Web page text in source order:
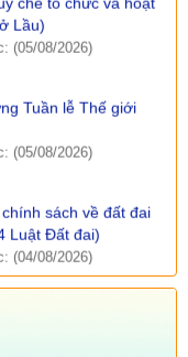
Tuần lễ Thế giới
(05/08/2026)
sách về đất đai
Luật Đất đai)
(04/08/2026)
thá)
265/2026/NĐ-CP và
về tiết kiệm,